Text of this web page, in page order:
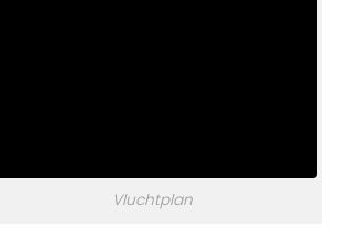
Vluchtplan